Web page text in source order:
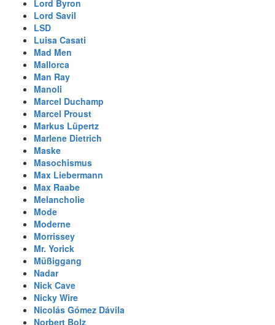
Lord Byron
Lord Savil
LSD
Luisa Casati
Mad Men
Mallorca
Man Ray
Manoli
Marcel Duchamp
Marcel Proust
Markus Lüpertz
Marlene Dietrich
Maske
Masochismus
Max Liebermann
Max Raabe
Melancholie
Mode
Moderne
Morrissey
Mr. Yorick
Müßiggang
Nadar
Nick Cave
Nicky Wire
Nicolás Gómez Dávila
Norbert Bolz